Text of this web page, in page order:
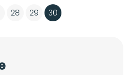
28 29 30